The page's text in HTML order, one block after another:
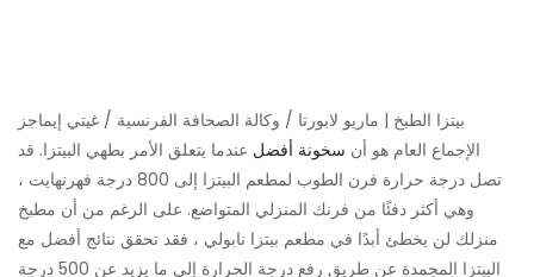
بيتزا الطبخ | ماريو لابورتا / وكالة الصحافة الفرنسية / غيتي إيماجز
الإجماع العام هو أن سخونة أفضل عندما يتعلق الأمر بطهي البيتزا. قد
تصل درجة حرارة فرن الطوب لمطعم البيتزا إلى 800 درجة فهرنهايت ،
وهي أكثر دفئًا من فرنك المنزلي المتواضع. على الرغم من أن مطبخ
منزلك لن يخطئ أبدًا في مطعم بيتزا نابولي ، فقد تحقق نتائج أفضل مع
البيتزا المجمدة عن طريق رفع درجة الحرارة إلى ما يزيد عن 500 درجة